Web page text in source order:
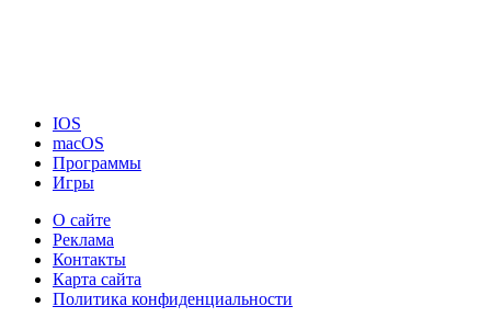
IOS
macOS
Программы
Игры
О сайте
Реклама
Контакты
Карта сайта
Политика конфиденциальности